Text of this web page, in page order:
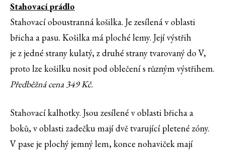
Stahovací prádlo
Stahovací oboustranná košilka. Je zesílená v oblasti
břicha a pasu. Košilka má ploché lemy. Její výstřih
je z jedné strany kulatý, z druhé strany tvarovaný do V,
proto lze košilku nosit pod oblečení s různým výstřihem.
Předběžná cena 349 Kč.
Stahovací kalhotky. Jsou zesílené v oblasti břicha a
boků, v oblasti zadečku mají dvě tvarující pletené zóny.
V pase je plochý jemný lem, konce nohaviček mají